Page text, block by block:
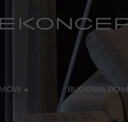
BUDOWA